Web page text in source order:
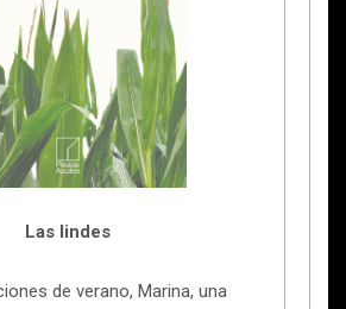
Las lindes
de verano, Marina, una